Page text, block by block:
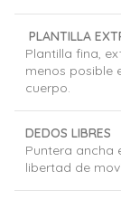
PLANTILLA
Plantilla fina,
menos posible
cuerpo.
DEDOS LIBRES
Puntera ancha
libertad de